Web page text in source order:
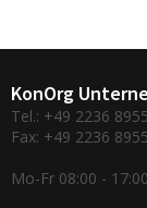
KonOrg
Tel.: +49 2236
Fax: +49 2236
Mo-Fr 08:00 -